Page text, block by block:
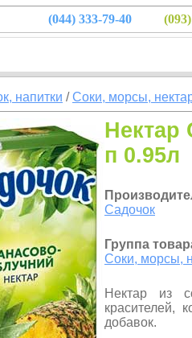
(044) 333-79-40 (093)
напитки /Соки, морсы,
Нектар
п 0.95л
Садочок
Группа
Соки, морсы,
Нектар из
красителей,
добавок.